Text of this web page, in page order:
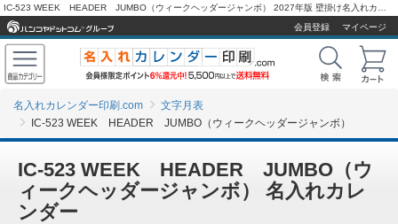
会員登録
マイページ
名入れカレンダー印刷.com
文字月表
IC-523 WEEK HEADER JUMBO（ウィークヘッダージャンボ）
IC-523 WEEK HEADER JUMBO（ウ
ィークヘッダージャンボ） 名入れカレ
ンダー